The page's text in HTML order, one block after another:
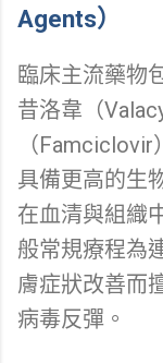
Agents）
臨床主流藥物
昔洛韋（
（
具備更高的生
在血清與組織
般常規療程為
膚症狀改善而
病毒反彈。